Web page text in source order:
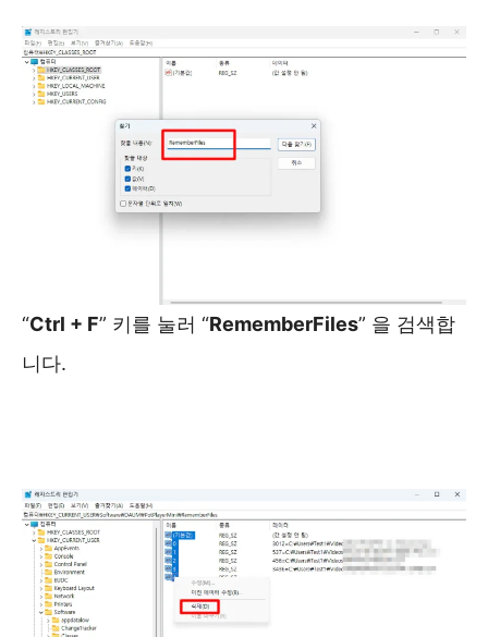
“Ctrl + F” 키를 눌러 “RememberFiles” 을 검색합
니다.